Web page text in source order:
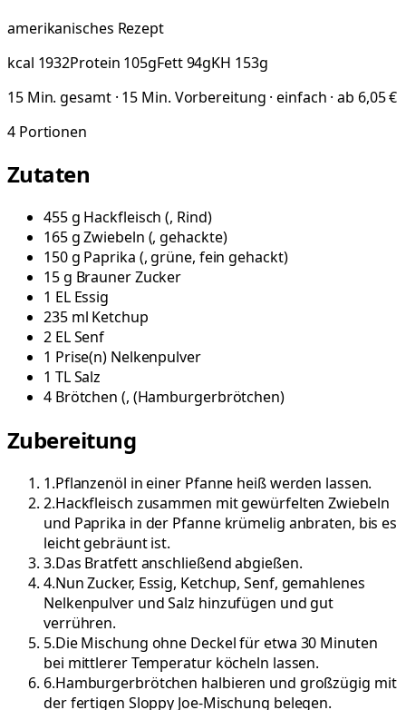
amerikanisches Rezept
kcal 1932Protein 105gFett94gKH 153g
15 Min. gesamt · 15 Min. Vorbereitung · einfach · ab 6,05 €
4 Portionen
Zutaten
455g Hackfleisch (, Rind)
165gZwiebeln (, gehackte)
150g Paprika (, grüne, fein gehackt)
15g Brauner Zucker
1 EL Essig
235 ml Ketchup
2 ELSenf
1 Prise(n) Nelkenpulver
1 TLSalz
4 Brötchen (, (Hamburgerbrötchen)
Zubereitung
1.Pflanzenöl in einer Pfanne heiß werden lassen.
2.Hackfleisch zusammen mit gewürfelten Zwiebeln
und Paprika in der Pfanne krümelig anbraten, bis es
leicht gebräunt ist.
3.Das Bratfett anschließend abgießen.
4.Nun Zucker, Essig, Ketchup, Senf, gemahlenes
Nelkenpulver und Salz hinzufügen und gut
verrühren.
5.Die Mischung ohne Deckel für etwa 30 Minuten
bei mittlerer Temperatur köcheln lassen.
6.Hamburgerbrötchen halbieren und großzügig mit
der fertigen Sloppy Joe-Mischung belegen.